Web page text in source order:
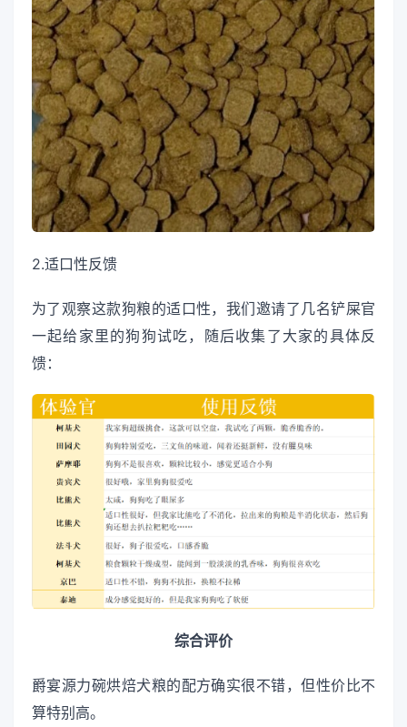
2.适口性反馈
为了观察这款狗粮的适口性，我们邀请了几名铲屎官
一起给家里的狗狗试吃，随后收集了大家的具体反
馈：
综合评价
爵宴源力碗烘焙犬粮的配方确实很不错，但性价比不
算特别高。